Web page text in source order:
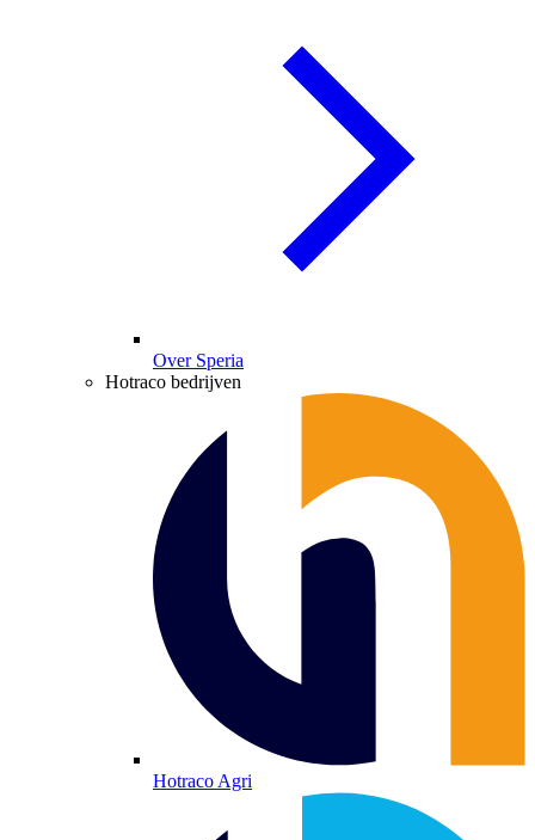
Over Speria
Hotraco bedrijven
Hotraco Agri